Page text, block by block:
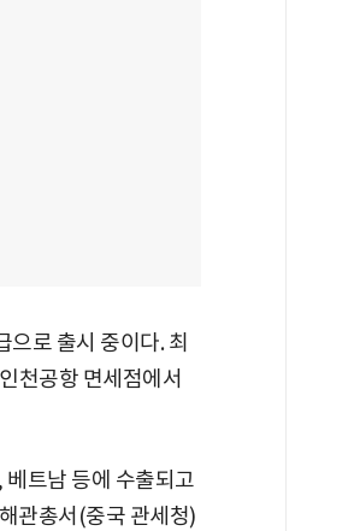
로 출시 중이다. 최
천공항 면세점에서
트남 등에 수출되고
관총서(중국 관세청)